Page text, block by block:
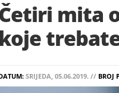
mita
koje
SRIJEDA, 05.06.2019. // BROJ